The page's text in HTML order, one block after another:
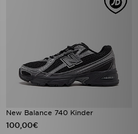
New Balance 740 Kinder
100,00€